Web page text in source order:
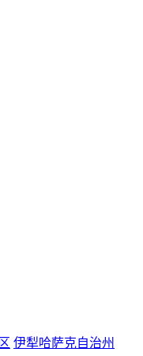
伊犁哈萨克自治州